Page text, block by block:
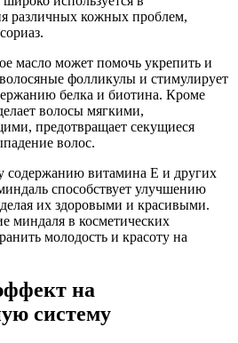
различных кожных проблем,
масло может помочь укрепить и
фолликулы и стимулирует
белка и биотина. Кроме
волосы мягкими,
предотвращает секущиеся
волос.
содержанию витамина Е и других
способствует улучшению
их здоровыми и красивыми.
миндаля в косметических
молодость и красоту на
на
систему